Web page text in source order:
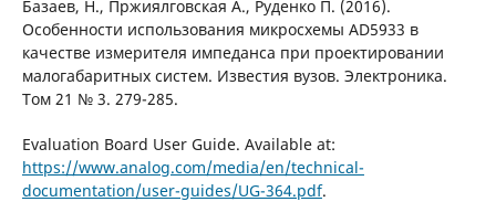
Базаев, Н., Пржиялговская А., Руденко П. (2016).
Особенности использования микросхемы AD5933 в
качестве измерителя импеданса при проектировании
малогабаритных систем. Известия вузов. Электроника.
Том 21 № 3. 279-285.
Evaluation Board User Guide. Available at:
https://www.analog.com/media/en/technical-
documentation/user-guides/UG-364.pdf.